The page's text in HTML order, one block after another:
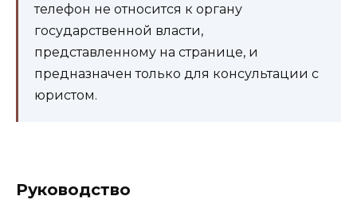
телефон не относится к органу
государственной власти,
представленному на странице, и
предназначен только для консультации с
юристом.
Руководство